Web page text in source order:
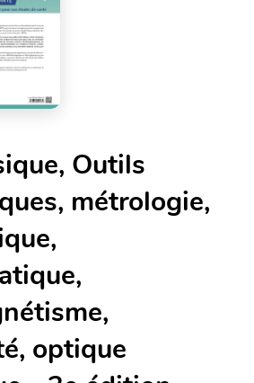
Outils
métrologie,
optique